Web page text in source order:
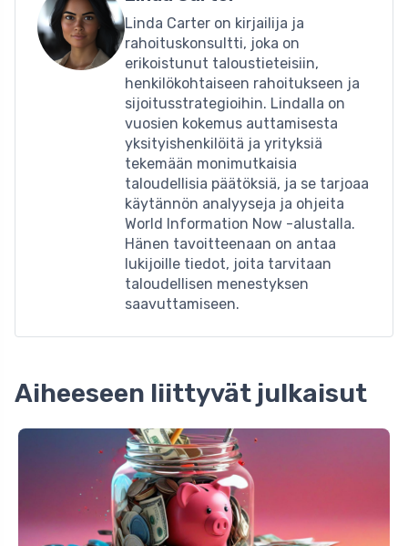
Linda Carter on kirjailija ja
rahoituskonsultti, joka on
erikoistunut taloustieteisiin,
henkilökohtaiseen rahoitukseen ja
sijoitusstrategioihin. Lindalla on
vuosien kokemus auttamisesta
yksityishenkilöitä ja yrityksiä
tekemään monimutkaisia ​​
taloudellisia päätöksiä, ja se tarjoaa
käytännön analyyseja ja ohjeita
World Information Now -alustalla.
Hänen tavoitteenaan on antaa
lukijoille tiedot, joita tarvitaan
taloudellisen menestyksen
saavuttamiseen.
Aiheeseen liittyvät julkaisut